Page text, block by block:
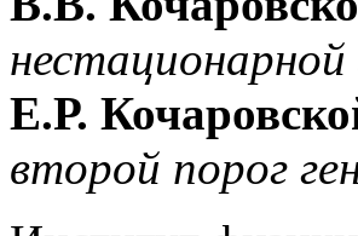
нестационарной
Е.Р.
второй порог